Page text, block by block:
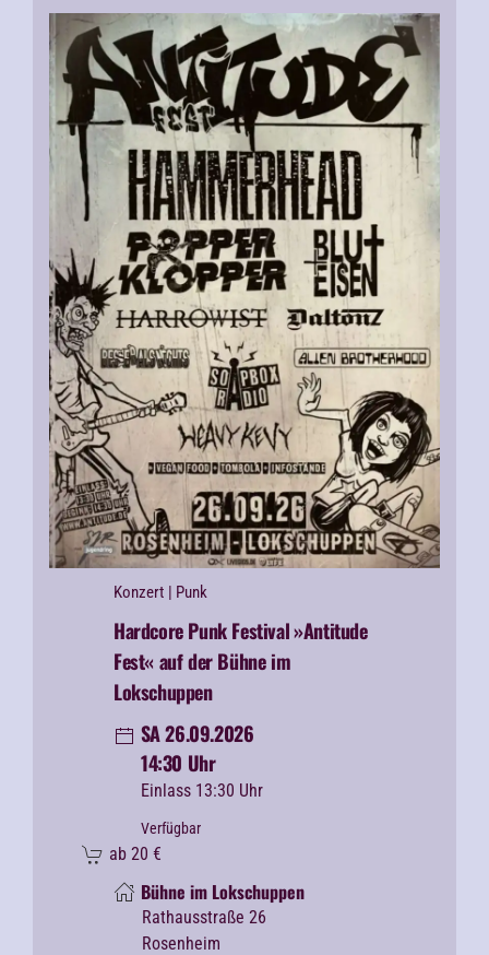
Konzert | Punk
Hardcore Punk Festival»Antitude
Fest« auf der Bühne im
Lokschuppen
SA 26.09.2026
14:30 Uhr
Einlass 13:30 Uhr
Verfügbar
ab 20 €
Bühne im Lokschuppen
Rathausstraße 26
Rosenheim